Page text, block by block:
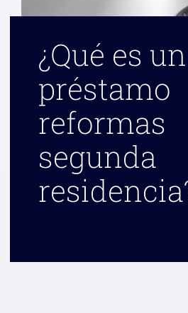
¿Qué es un
préstamo
reformas
segunda